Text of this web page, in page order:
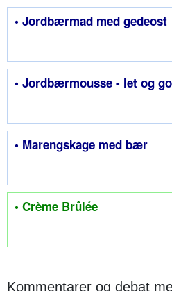
• Jordbærmad med gedeost
• Jordbærmousse - let og
• Marengskage med bær
• Crème Brûlée
Kommentarer og debat